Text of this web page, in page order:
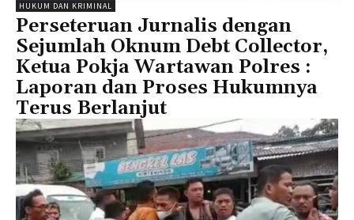
HUKUM DAN KRIMINAL
Perseteruan Jurnalis dengan
Sejumlah Oknum Debt Collector,
Ketua Pokja Wartawan Polres :
Laporan dan Proses Hukumnya
Terus Berlanjut